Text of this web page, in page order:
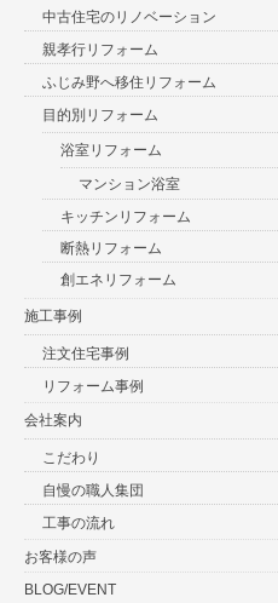
中古住宅のリノベーション
親孝行リフォーム
ふじみ野へ移住リフォーム
目的別リフォーム
浴室リフォーム
マンション浴室
キッチンリフォーム
断熱リフォーム
創エネリフォーム
施工事例
注文住宅事例
リフォーム事例
会社案内
こだわり
自慢の職人集団
工事の流れ
お客様の声
BLOG/EVENT